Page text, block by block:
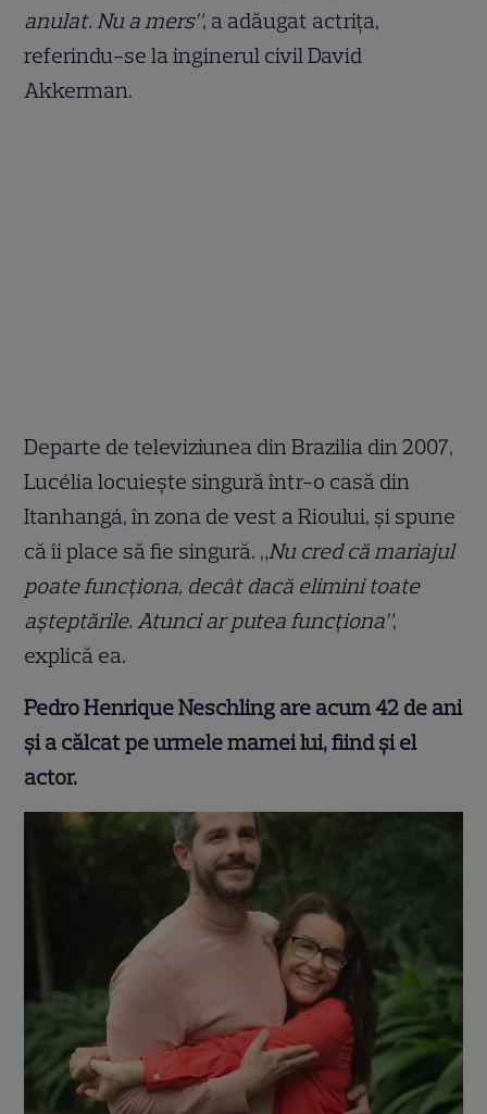
anulat. Nu a mers”, a adăugat actrița,
referindu-se la inginerul civil David
Akkerman.
Departe de televiziunea din Brazilia din 2007,
Lucélia locuiește singură într-o casă din
Itanhangá, în zona de vest a Rioului, și spune
că îi place să fie singură. „Nu cred că mariajul
poate funcționa, decât dacă elimini toate
așteptările. Atunci ar putea funcționa”,
explică ea.
Pedro Henrique Neschling are acum 42 de ani
și a călcat pe urmele mamei lui, fiind și el
actor.